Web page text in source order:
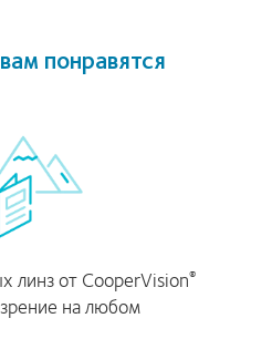
понравятся
линз от CooperVision®
на любом